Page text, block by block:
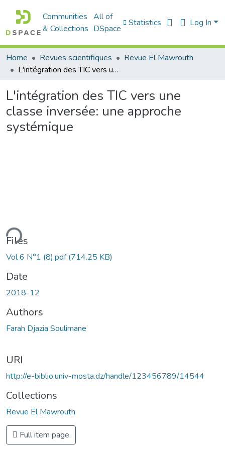
Communities
& Collections
All of
DSpace
Statistics Log In
Home Revues scientifiques
Revue El Mawrouth
L'intégration des TIC vers une classe inversée: une approche systémique
L'intégration des TIC vers une
classe inversée: une approche
systémique
Files
Vol 6 N°1 (8).pdf(714.25 KB)
Date
2018-12
Authors
Farah Djazia Soulimane
URI
http://e-biblio.univ-mosta.dz/handle/123456789/14544
Collections
Revue El Mawrouth
Full item page